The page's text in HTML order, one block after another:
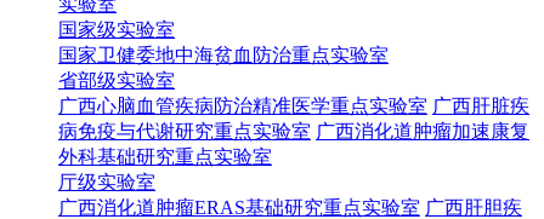
国家级实验室
国家卫健委地中海贫血防治重点实验室
省部级实验室
广西心脑血管疾病防治精准医学重点实验室 广西肝脏疾
病免疫与代谢研究重点实验室 广西消化道肿瘤加速康复
外科基础研究重点实验室
厅级实验室
广西消化道肿瘤ERAS基础研究重点实验室 广西肝胆疾